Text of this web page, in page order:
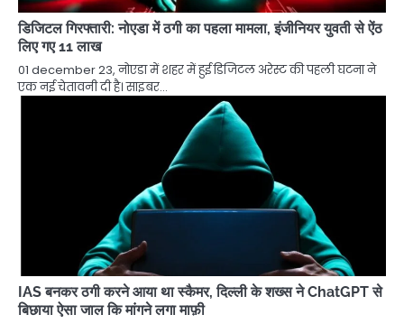
डिजिटल गिरफ्तारी: नोएडा में ठगी का पहला मामला, इंजीनियर युवती से ऐंठ
लिए गए 11 लाख
01 december 23, नोएडा में शहर में हुई डिजिटल अरेस्ट की पहली घटना ने
एक नई चेतावनी दी है। साइबर…
IAS बनकर ठगी करने आया था स्कैमर, दिल्ली के शख्स ने ChatGPT से
बिछाया ऐसा जाल कि मांगने लगा माफ़ी